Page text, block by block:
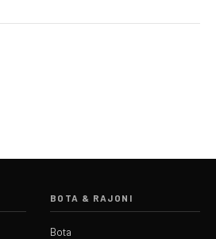
BOTA & RAJONI
Bota